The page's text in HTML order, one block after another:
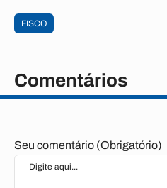
FISCO
Comentários
Seu comentário (Obrigatório)